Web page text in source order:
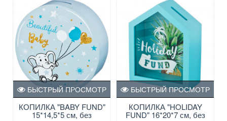
КОПИЛКА "BABY FUND"
15*14,5*5 см, без
БЫСТРЫЙ ПРОСМОТР
КОПИЛКА "HOLIDAY
FUND" 16*20*7 см, без
БЫСТРЫЙ ПРОСМОТР